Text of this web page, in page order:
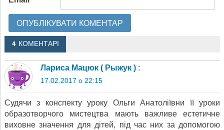
4 КОМЕНТАРІ
Лариса Мацюк ( Рыжук ) :
17.02.2017 о 22:15
Судячи з конспекту уроку Ольги Анатоліївни її уроки
образотворчого мистецтва мають важливе естетичне
виховне значення для дітей, під час них за допомогою